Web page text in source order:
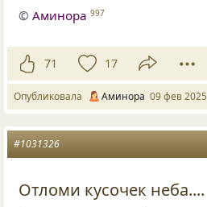
©Аминора 997
71 17
Опубликовала Аминора 09 фев 2025
#1031326
Отломи кусочек неба....